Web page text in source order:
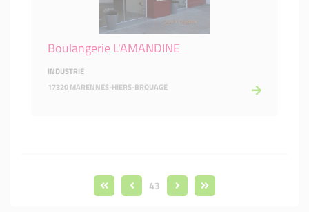
Boulangerie L'AMANDINE
INDUSTRIE
17320 MARENNES-HIERS-BROUAGE
43